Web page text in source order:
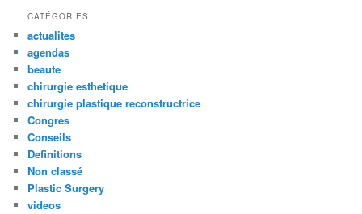
CATÉGORIES
actualites
agendas
beaute
chirurgie esthetique
chirurgie plastique reconstructrice
Congres
Conseils
Definitions
Non classé
Plastic Surgery
videos